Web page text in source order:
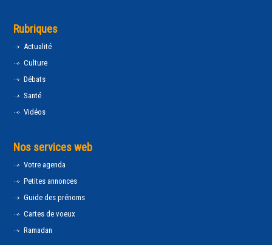
Rubriques
Actualité
Culture
Débats
Santé
Vidéos
Nos services web
Votre agenda
Petites annonces
Guide des prénoms
Cartes de voeux
Ramadan